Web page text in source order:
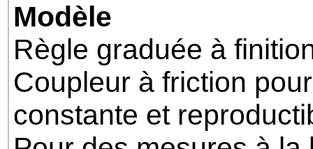
Modèle
Règle graduée à
Coupleur à friction
constante et